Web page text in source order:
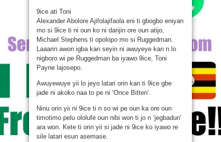
9ice ati Toni
Alexander Abolore Ajifolajifaola eni ti gbogbo eniyan
mo si 9ice ti ni oun ko ni darijin ore oun atijo,
Michael Stephens ti opolopo mo si Ruggedman.
Laaarin awon igba kan seyin ni awuyeye kan n lo
nigboro wi pe Ruggedman ba iyawo 9ice, Toni
Payne lajosepo.
Awuyewuye yii lo jeyo latari orin kan ti 9ice gbe
jade ni akoko naa to pe ni ‘Once Bitten’.
Ninu orin yii ni 9ice ti n so wi pe oun ka ore oun
timotimo pelu ololufe oun nibi won ti jo n ‘jegbadun’
ara won. Kete ti orin yii si jade ni 9ice ko iyawo re
sile latari esun asemase.